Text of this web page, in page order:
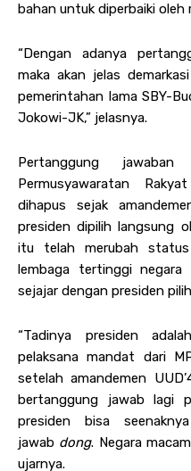
bahan untuk diperbaiki
“Dengan adanya
maka akan jelas
pemerintahan lama SBY-
Jokowi-JK,” jelasnya.
Pertanggung
Permusyawaratan
dihapus sejak
presiden dipilih langsung
itu telah merubah
lembaga tertinggi
sejajar dengan presiden
“Tadinya presiden
pelaksana mandat dari
setelah amandemen
bertanggung jawab lagi
presiden bisa
jawab dong. Negara
ujarnya.